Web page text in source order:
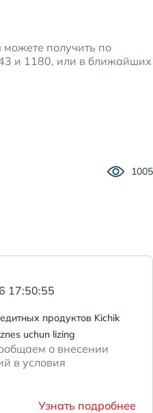
получить по
и 1180, или в ближайших
1005
17:50:55
продуктов Kichik
uchun lizing
о внесении
в условия
Узнать подробнее